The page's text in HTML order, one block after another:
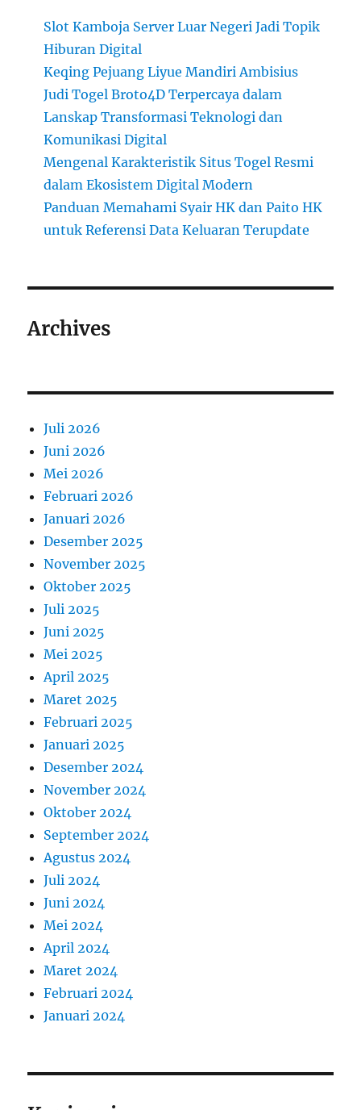
Slot Kamboja Server Luar Negeri Jadi Topik
Hiburan Digital
Keqing Pejuang Liyue Mandiri Ambisius
Judi Togel Broto4D Terpercaya dalam
Lanskap Transformasi Teknologi dan
Komunikasi Digital
Mengenal Karakteristik Situs Togel Resmi
dalam Ekosistem Digital Modern
Panduan Memahami Syair HK dan Paito HK
untuk Referensi Data Keluaran Terupdate
Archives
Juli 2026
Juni 2026
Mei 2026
Februari 2026
Januari 2026
Desember 2025
November 2025
Oktober 2025
Juli 2025
Juni 2025
Mei 2025
April 2025
Maret 2025
Februari 2025
Januari 2025
Desember 2024
November 2024
Oktober 2024
September 2024
Agustus 2024
Juli 2024
Juni 2024
Mei 2024
April 2024
Maret 2024
Februari 2024
Januari 2024